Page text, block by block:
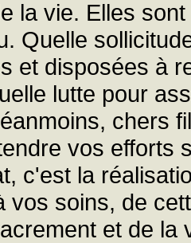
la vie. Elles
Quelle
et disposées à
lutte pour
chers
vos efforts
c'est la
vos soins, de
et de la